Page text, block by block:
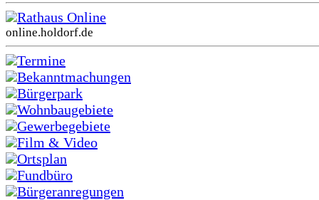
Rathaus Online
online.holdorf.de
Termine
Bekanntmachungen
Bürgerpark
Wohnbaugebiete
Gewerbegebiete
Film & Video
Ortsplan
Fundbüro
Bürgeranregungen